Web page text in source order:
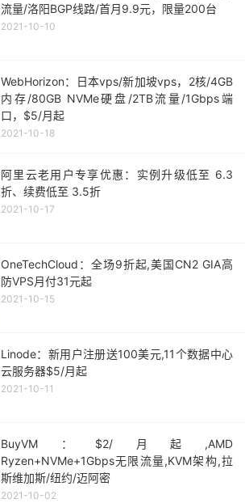
流量/洛阳BGP线路/首月9.9元，限量200台
2021-10-10
WebHorizon：日本vps/新加坡vps，2核/4GB
内存/80GB NVMe硬盘/2TB流量/1Gbps端
口，$5/月起
2021-10-18
阿里云老用户专享优惠：实例升级低至 6.3
折、续费低至 3.5折
2021-10-17
OneTechCloud：全场9折起,美国CN2 GIA高
防VPS月付31元起
2021-10-15
Linode：新用户注册送100美元,11个数据中心
云服务器$5/月起
2021-10-11
BuyVM：$2/月起,AMD
Ryzen+NVMe+1Gbps无限流量,KVM架构,拉
斯维加斯/纽约/迈阿密
2021-10-02